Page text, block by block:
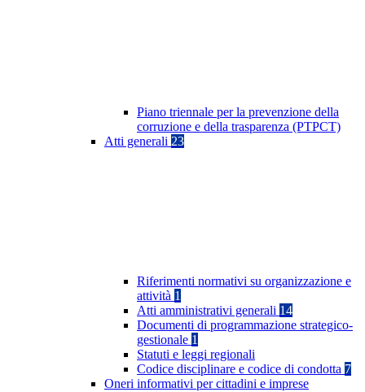
Piano triennale per la prevenzione della
corruzione e della trasparenza (PTPCT)
Atti generali 23
Riferimenti normativi su organizzazione e
attività 1
Atti amministrativi generali 14
Documenti di programmazione strategico-
gestionale 1
Statuti e leggi regionali
Codice disciplinare e codice di condotta 7
Oneri informativi per cittadini e imprese